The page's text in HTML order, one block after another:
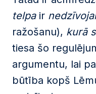
telpa ir
ražošanu), kurā
tiesa šo
argumentu, lai
būtība kopš